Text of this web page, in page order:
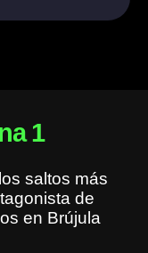
1
saltos más
de
en Brújula